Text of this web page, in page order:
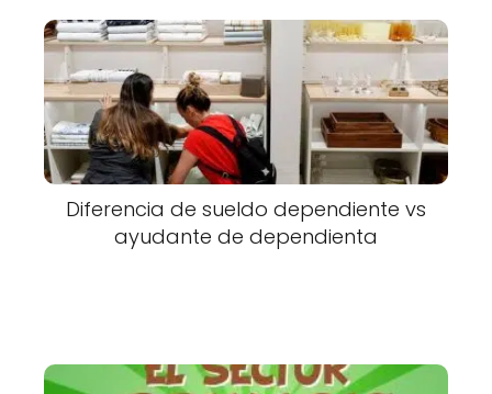
Diferencia de sueldo dependiente vs
ayudante de dependienta